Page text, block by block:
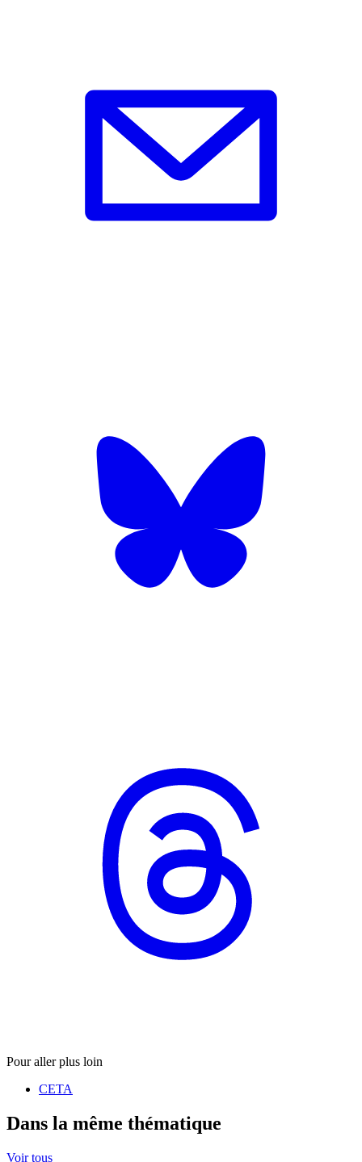
Pour aller plus loin
CETA
Dans la même thématique
Voir tous